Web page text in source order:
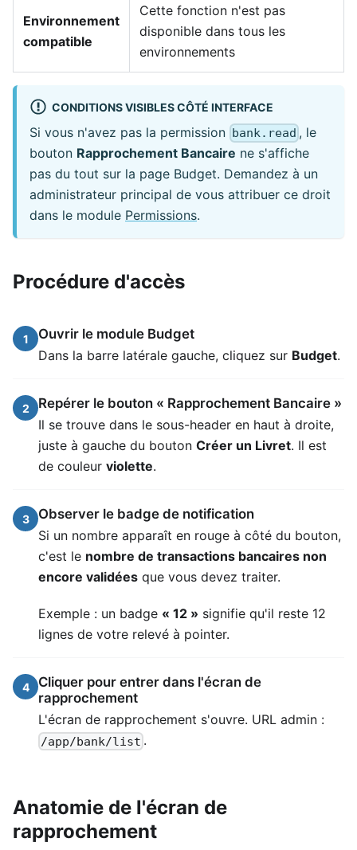
Environnement
compatible
Cette fonction n'est pas
disponible dans tous les
environnements
CONDITIONS VISIBLES CÔTÉ INTERFACE
Si vous n'avez pas la permission bank.read , le
bouton Rapprochement Bancaire ne s'affiche
pas du tout sur la page Budget. Demandez à un
administrateur principal de vous attribuer ce droit
dans le module Permissions.
Procédure d'accès
1
Ouvrir le module Budget
Dans la barre latérale gauche, cliquez sur Budget.
2
Repérer le bouton « Rapprochement Bancaire »
Il se trouve dans le sous-header en haut à droite,
juste à gauche du bouton Créer un Livret. Il est
de couleur violette.
3
Observer le badge de notification
Si un nombre apparaît en rouge à côté du bouton,
c'est le nombre de transactions bancaires non
encore validées que vous devez traiter.
Exemple : un badge « 12 » signifie qu'il reste 12
lignes de votre relevé à pointer.
4
Cliquer pour entrer dans l'écran de
rapprochement
L'écran de rapprochement s'ouvre. URL admin :
/app/bank/list .
Anatomie de l'écran de
rapprochement